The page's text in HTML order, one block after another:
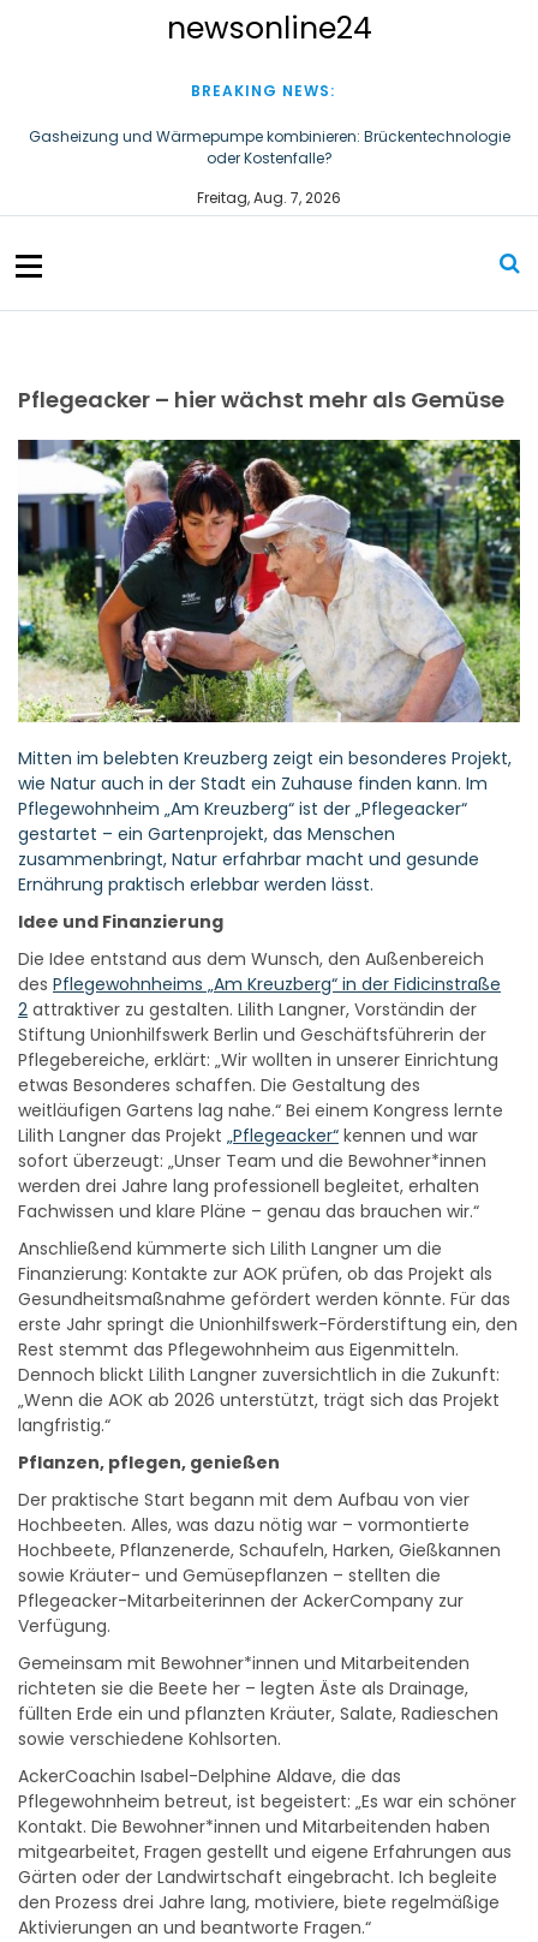
n
t
newsonline24
BREAKING NEWS:
Gasheizung und Wärmepumpe kombinieren: Brückentechnologie
oder Kostenfalle?
Schluss mit Einwegplastik: LifeStraw Go Glass 600ml bringt
gefiltertes Trinkwasser aus der Glasflasche
Freitag, Aug. 7, 2026
Pflegeacker – hier wächst mehr als Gemüse
Mitten im belebten Kreuzberg zeigt ein besonderes Projekt,
wie Natur auch in der Stadt ein Zuhause finden kann. Im
Pflegewohnheim „Am Kreuzberg“ ist der „Pflegeacker“
gestartet – ein Gartenprojekt, das Menschen
zusammenbringt, Natur erfahrbar macht und gesunde
Ernährung praktisch erlebbar werden lässt.
Idee und Finanzierung
Die Idee entstand aus dem Wunsch, den Außenbereich
des Pflegewohnheims „Am Kreuzberg“ in der Fidicinstraße
2 attraktiver zu gestalten. Lilith Langner, Vorständin der
Stiftung Unionhilfswerk Berlin und Geschäftsführerin der
Pflegebereiche, erklärt: „Wir wollten in unserer Einrichtung
etwas Besonderes schaffen. Die Gestaltung des
weitläufigen Gartens lag nahe.“ Bei einem Kongress lernte
Lilith Langner das Projekt „Pflegeacker“ kennen und war
sofort überzeugt: „Unser Team und die Bewohner*innen
werden drei Jahre lang professionell begleitet, erhalten
Fachwissen und klare Pläne – genau das brauchen wir.“
Anschließend kümmerte sich Lilith Langner um die
Finanzierung: Kontakte zur AOK prüfen, ob das Projekt als
Gesundheitsmaßnahme gefördert werden könnte. Für das
erste Jahr springt die Unionhilfswerk-Förderstiftung ein, den
Rest stemmt das Pflegewohnheim aus Eigenmitteln.
Dennoch blickt Lilith Langner zuversichtlich in die Zukunft:
„Wenn die AOK ab 2026 unterstützt, trägt sich das Projekt
langfristig.“
Pflanzen, pflegen, genießen
Der praktische Start begann mit dem Aufbau von vier
Hochbeeten. Alles, was dazu nötig war – vormontierte
Hochbeete, Pflanzenerde, Schaufeln, Harken, Gießkannen
sowie Kräuter- und Gemüsepflanzen – stellten die
Pflegeacker-Mitarbeiterinnen der AckerCompany zur
Verfügung.
Gemeinsam mit Bewohner*innen und Mitarbeitenden
richteten sie die Beete her – legten Äste als Drainage,
füllten Erde ein und pflanzten Kräuter, Salate, Radieschen
sowie verschiedene Kohlsorten.
AckerCoachin Isabel-Delphine Aldave, die das
Pflegewohnheim betreut, ist begeistert: „Es war ein schöner
Kontakt. Die Bewohner*innen und Mitarbeitenden haben
mitgearbeitet, Fragen gestellt und eigene Erfahrungen aus
Gärten oder der Landwirtschaft eingebracht. Ich begleite
den Prozess drei Jahre lang, motiviere, biete regelmäßige
Aktivierungen an und beantworte Fragen.“